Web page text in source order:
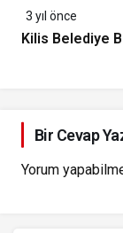
3 yıl önce
Kilis Belediye
Bir Cevap
Yorum